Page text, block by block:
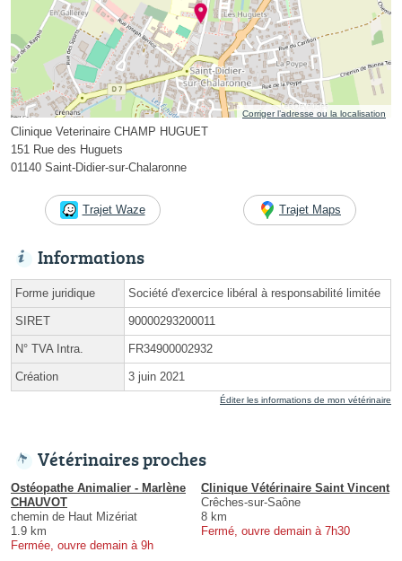
Corriger l’adresse ou la localisation
Clinique Veterinaire CHAMP HUGUET
151 Rue des Huguets
01140 Saint-Didier-sur-Chalaronne
Trajet Waze Trajet Maps
Informations
Forme juridique Société d'exercice libéral à responsabilité limitée
SIRET 90000293200011
N° TVA Intra. FR34900002932
Création 3 juin 2021
Éditer les informations de mon vétérinaire
Vétérinaires proches
Ostéopathe Animalier - Marlène
CHAUVOT
chemin de Haut Mizériat
1.9 km
Fermée, ouvre demain à 9h
Clinique Vétérinaire Saint Vincent
Crêches-sur-Saône
8 km
Fermé, ouvre demain à 7h30